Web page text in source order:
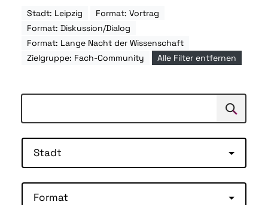
Stadt: Leipzig
Format: Vortrag
Format: Diskussion/Dialog
Format: Lange Nacht der Wissenschaft
Zielgruppe: Fach-Community
Alle Filter entfernen
Suchen
Stadt
Format